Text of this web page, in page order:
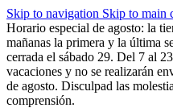
Skip to navigation Skip to main
Horario especial de agosto: la
mañanas la primera y la última
cerrada el sábado 29. Del 7 al
vacaciones y no se realizarán
de agosto. Disculpad las
comprensión.